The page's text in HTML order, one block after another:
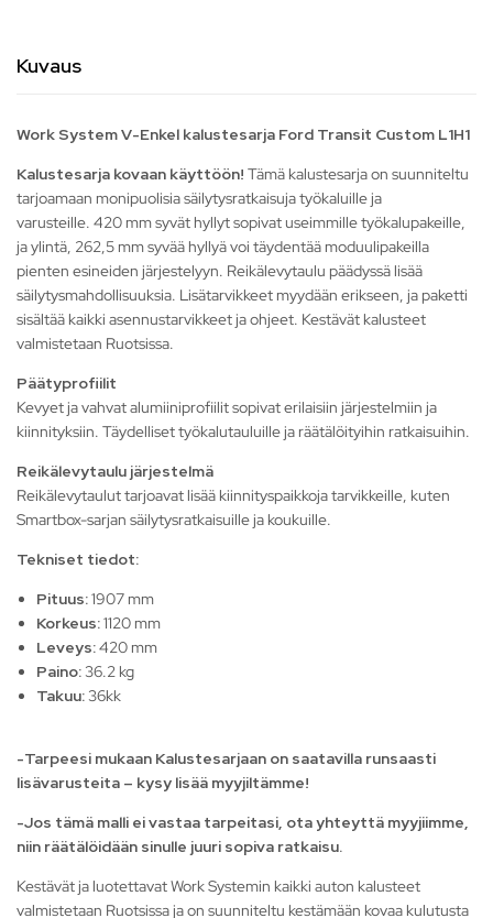
Kuvaus
Work System V-Enkel kalustesarja Ford Transit Custom L1H1
Kalustesarja kovaan käyttöön! Tämä kalustesarja on suunniteltu
tarjoamaan monipuolisia säilytysratkaisuja työkaluille ja
varusteille. 420 mm syvät hyllyt sopivat useimmille työkalupakeille,
ja ylintä, 262,5 mm syvää hyllyä voi täydentää moduulipakeilla
pienten esineiden järjestelyyn. Reikälevytaulu päädyssä lisää
säilytysmahdollisuuksia. Lisätarvikkeet myydään erikseen, ja paketti
sisältää kaikki asennustarvikkeet ja ohjeet. Kestävät kalusteet
valmistetaan Ruotsissa.
Päätyprofiilit
Kevyet ja vahvat alumiiniprofiilit sopivat erilaisiin järjestelmiin ja
kiinnityksiin. Täydelliset työkalutauluille ja räätälöityihin ratkaisuihin.
Reikälevytaulu järjestelmä
Reikälevytaulut tarjoavat lisää kiinnityspaikkoja tarvikkeille, kuten
Smartbox-sarjan säilytysratkaisuille ja koukuille.
Tekniset tiedot:
Pituus:1907 mm
Korkeus:1120 mm
Leveys:420 mm
Paino:36.2 kg
Takuu:36kk
-Tarpeesi mukaan Kalustesarjaan on saatavilla runsaasti
lisävarusteita – kysy lisää myyjiltämme!
-Jos tämä malli ei vastaa tarpeitasi, ota yhteyttä myyjiimme,
niin räätälöidään sinulle juuri sopiva ratkaisu.
Kestävät ja luotettavat Work Systemin kaikki auton kalusteet
valmistetaan Ruotsissa ja on suunniteltu kestämään kovaa kulutusta